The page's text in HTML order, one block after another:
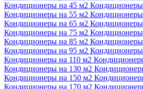
Кондиционеры на 45 м2
Кондиционеры на 55 м2
Кондиционеры на 65 м2
Кондиционеры на 75 м2
Кондиционеры на 85 м2
Кондиционеры на 95 м2
Кондиционеры на 110 м2
Кондиционеры на 130 м2
Кондиционеры на 150 м2
Кондиционеры на 170 м2